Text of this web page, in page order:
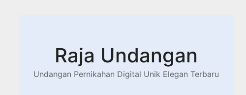
Raja Undangan
Undangan Pernikahan Digital Unik Elegan Terbaru